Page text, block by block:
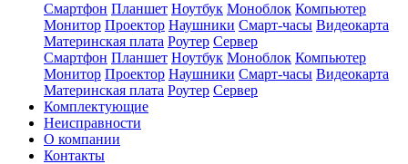
Смартфон Планшет Ноутбук Моноблок Компьютер
Монитор Проектор Наушники Смарт-часы Видеокарта
Материнская плата Роутер Сервер
Смартфон Планшет Ноутбук Моноблок Компьютер
Монитор Проектор Наушники Смарт-часы Видеокарта
Материнская плата Роутер Сервер
Комплектующие
Неисправности
О компании
Контакты